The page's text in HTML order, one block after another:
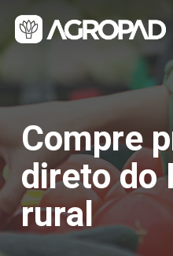
Skip
main
content
Compre
direto do
rural